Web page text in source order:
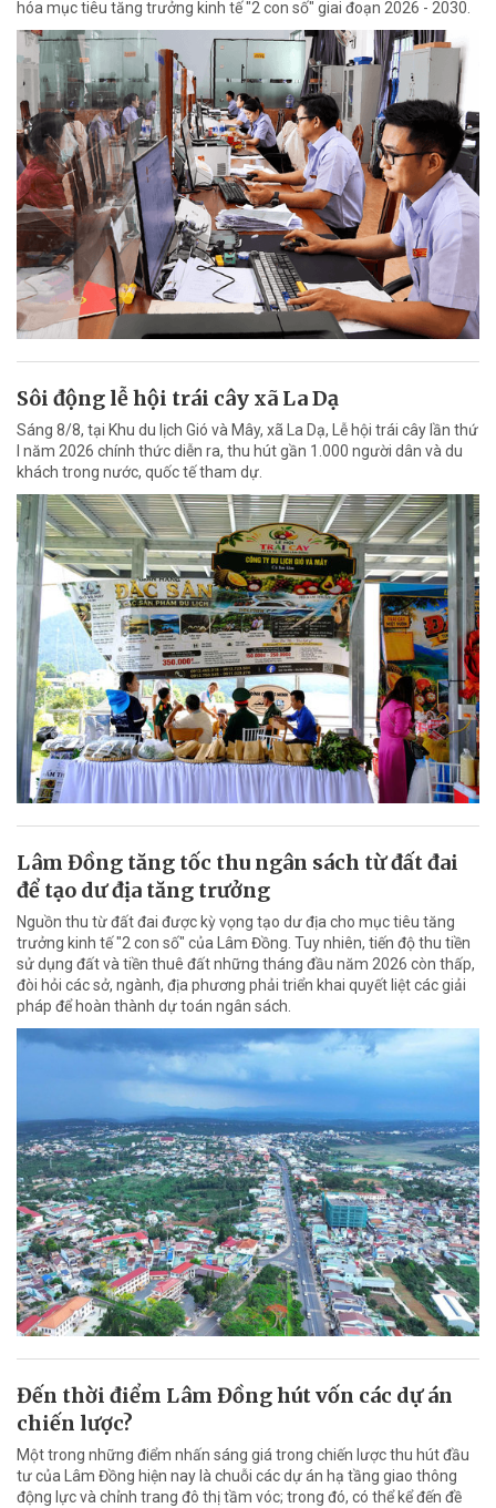
hóa mục tiêu tăng trưởng kinh tế "2 con số" giai đoạn 2026 - 2030.
Sôi động lễ hội trái cây xã La Dạ
Sáng 8/8, tại Khu du lịch Gió và Mây, xã La Dạ, Lễ hội trái cây lần thứ
I năm 2026 chính thức diễn ra, thu hút gần 1.000 người dân và du
khách trong nước, quốc tế tham dự.
Lâm Đồng tăng tốc thu ngân sách từ đất đai
để tạo dư địa tăng trưởng
Nguồn thu từ đất đai được kỳ vọng tạo dư địa cho mục tiêu tăng
trưởng kinh tế "2 con số" của Lâm Đồng. Tuy nhiên, tiến độ thu tiền
sử dụng đất và tiền thuê đất những tháng đầu năm 2026 còn thấp,
đòi hỏi các sở, ngành, địa phương phải triển khai quyết liệt các giải
pháp để hoàn thành dự toán ngân sách.
Đến thời điểm Lâm Đồng hút vốn các dự án
chiến lược?
Một trong những điểm nhấn sáng giá trong chiến lược thu hút đầu
tư của Lâm Đồng hiện nay là chuỗi các dự án hạ tầng giao thông
động lực và chỉnh trang đô thị tầm vóc; trong đó, có thể kể đến đề